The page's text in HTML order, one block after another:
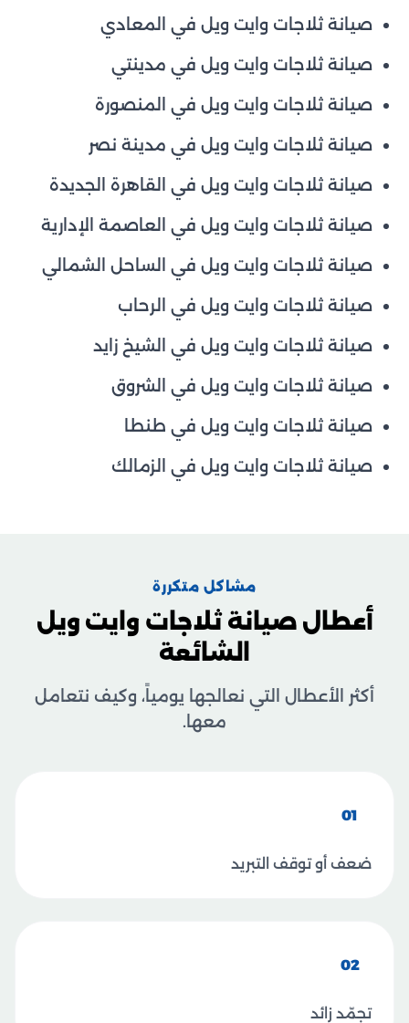
صيانة ثلاجات وايت ويل في المعادي
صيانة ثلاجات وايت ويل في مدينتي
صيانة ثلاجات وايت ويل في المنصورة
صيانة ثلاجات وايت ويل في مدينة نصر
صيانة ثلاجات وايت ويل في القاهرة الجديدة
صيانة ثلاجات وايت ويل في العاصمة الإدارية
صيانة ثلاجات وايت ويل في الساحل الشمالي
صيانة ثلاجات وايت ويل في الرحاب
صيانة ثلاجات وايت ويل في الشيخ زايد
صيانة ثلاجات وايت ويل في الشروق
صيانة ثلاجات وايت ويل في طنطا
صيانة ثلاجات وايت ويل في الزمالك
مشاكل متكررة
أعطال صيانة ثلاجات وايت ويل
الشائعة
أكثر الأعطال التي نعالجها يومياً، وكيف نتعامل
معها.
01
ضعف أو توقف التبريد
02
تجمّد زائد